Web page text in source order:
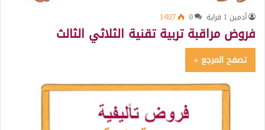
أدمين 1 قراية 0 1٬927
فروض مراقبة تربية تقنية الثلاثي الثالث
تصفح المرجع »